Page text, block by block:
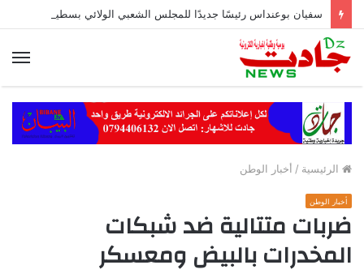
الرئيسية / أخبار الوطن
أخبار الوطن
ضربات متتالية ضد شبكات
المخدرات بالبيض ومعسكر